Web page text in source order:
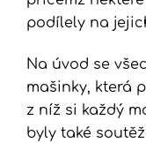
podílely na
Na úvod se
mašinky, která
z níž si každý
byly také